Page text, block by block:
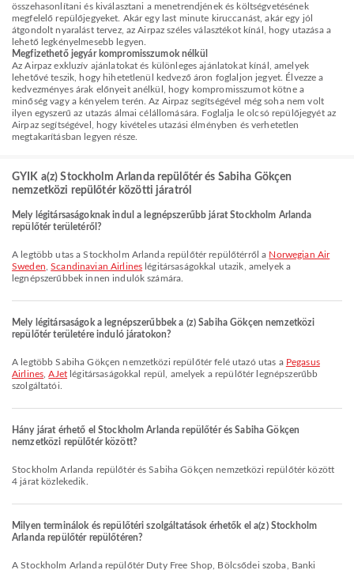
összehasonlítani és kiválasztani a menetrendjének és költségvetésének
megfelelő repülőjegyeket. Akár egy last minute kiruccanást, akár egy jól
átgondolt nyaralást tervez, az Airpaz széles választékot kínál, hogy utazása a
lehető legkényelmesebb legyen.
Megfizethető jegyár kompromisszumok nélkül
Az Airpaz exkluzív ajánlatokat és különleges ajánlatokat kínál, amelyek
lehetővé teszik, hogy hihetetlenül kedvező áron foglaljon jegyet. Élvezze a
kedvezményes árak előnyeit anélkül, hogy kompromisszumot kötne a
minőség vagy a kényelem terén. Az Airpaz segítségével még soha nem volt
ilyen egyszerű az utazás álmai célállomására. Foglalja le olcsó repülőjegyét az
Airpaz segítségével, hogy kivételes utazási élményben és verhetetlen
megtakarításban legyen része.
GYIK a(z) Stockholm Arlanda repülőtér és Sabiha Gökçen
nemzetközi repülőtér közötti járatról
Mely légitársaságoknak indul a legnépszerűbb járat Stockholm Arlanda
repülőtér területéről?
A legtöbb utas a Stockholm Arlanda repülőtér repülőtérről a Norwegian Air
Sweden ,Scandinavian Airlines légitársaságokkal utazik, amelyek a
legnépszerűbbek innen indulók számára.
Mely légitársaságok a legnépszerűbbek a (z) Sabiha Gökçen nemzetközi
repülőtér területére induló járatokon?
A legtöbb Sabiha Gökçen nemzetközi repülőtér felé utazó utas a Pegasus
Airlines ,AJetlégitársaságokkal repül, amelyek a repülőtér legnépszerűbb
szolgáltatói.
Hány járat érhető el Stockholm Arlanda repülőtér és Sabiha Gökçen
nemzetközi repülőtér között?
Stockholm Arlanda repülőtér és Sabiha Gökçen nemzetközi repülőtér között
4 járat közlekedik.
Milyen terminálok és repülőtéri szolgáltatások érhetők el a(z) Stockholm
Arlanda repülőtér repülőtéren?
A Stockholm Arlanda repülőtér Duty Free Shop, Bölcsődei szoba, Banki